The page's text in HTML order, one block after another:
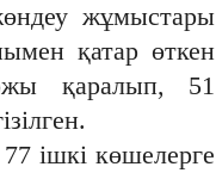
жұмыстары
қатар өткен
қаралып, 51
ішкі көшелерге